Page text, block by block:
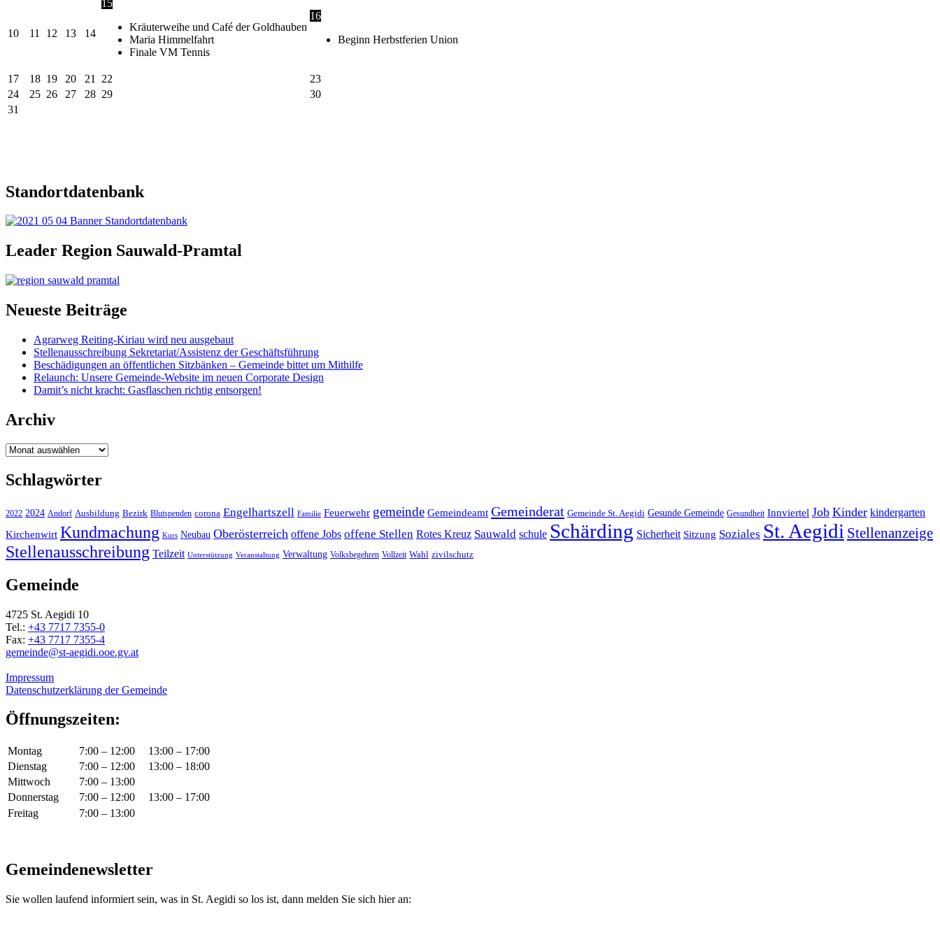
10 11 12 13 14
15
Kräuterweihe und Café der Goldhauben
Maria Himmelfahrt
Finale VM Tennis
16
Beginn Herbstferien Union
17 18 19 20 21 22
23
24
25 26 27 28 29
30
31
Standortdatenbank
Leader Region Sauwald-Pramtal
Neueste Beiträge
Agrarweg Reiting-Kiriau wird neu ausgebaut
Stellenausschreibung Sekretariat/Assistenz der Geschäftsführung
Beschädigungen an öffentlichen Sitzbänken – Gemeinde bittet um Mithilfe
Relaunch: Unsere Gemeinde-Website im neuen Corporate Design
Damit’s nicht kracht: Gasflaschen richtig entsorgen!
Archiv
Archiv
Schlagwörter
2022 2024 Andorf Ausbildung Bezirk Blutspenden corona Engelhartszell Familie Feuerwehr gemeinde Gemeindeamt Gemeinderat Gemeinde St. Aegidi Gesunde Gemeinde Gesundheit Innviertel Job Kinder kindergarten
Kirchenwirt Kundmachung Kurs Neubau Oberösterreich offene Jobs offene Stellen Rotes Kreuz Sauwald schule Schärding Sicherheit Sitzung Soziales St. Aegidi Stellenanzeige
Stellenausschreibung Teilzeit Unterstützung Veranstaltung Verwaltung Volksbegehren Vollzeit Wahl zivilschutz
Gemeinde
4725 St. Aegidi 10
Tel.: +43 7717 7355-0
Fax: +43 7717 7355-4
gemeinde@st-aegidi.ooe.gv.at
Impressum
Datenschutzerklärung der Gemeinde
Öffnungszeiten:
Montag 7:00 – 12:00
13:00 – 17:00
Dienstag
7:00 – 12:00
13:00 – 18:00
Mittwoch
7:00 – 13:00
Donnerstag
7:00 – 12:00
13:00 – 17:00
Freitag
7:00 – 13:00
Gemeindenewsletter
Sie wollen laufend informiert sein, was in St. Aegidi so los ist, dann melden Sie sich hier an: